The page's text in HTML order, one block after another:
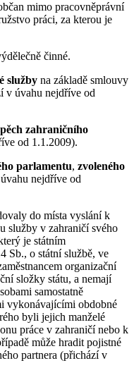
mimo pracovněprávní
práci, za kterou je
činné.
služby na základě smlouvy
v úvahu nejdříve od
zahraničního
od 1.1.2009).
parlamentu, zvoleného
nejdříve od
do místa vyslání k
služby v zahraničí svého
je státním
Sb., o státní službě, ve
organizační
složky státu, a nemají
samostatně
vykonávajícími obdobné
byli jejich manželé
práce v zahraničí nebo k
může hradit pojistné
partnera (přichází v